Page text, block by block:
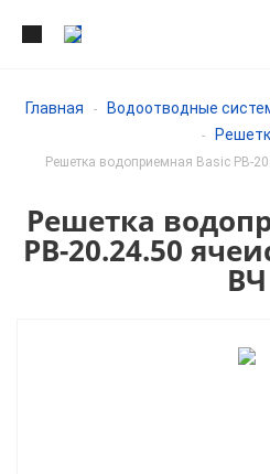
Главная - Водоотводные
-
Решетка водоприемная Basic РВ-
Решетка
РВ-20.24.50
ВЧ